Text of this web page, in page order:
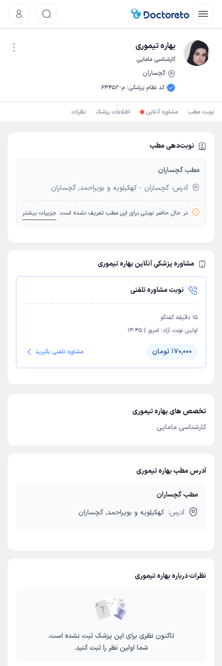
بهاره تیموری
کارشناسی مامایی
گچساران
کد نظام پزشکی: م-64452
نوبت مطب مشاوره آنلاین اطلاعات پزشک نظرات
نوبت‌دهی مطب
مطب گچساران
آدرس: گچساران - کهکیلویه و بویراحمد, گچساران
در حال حاضر نوبتی برای این مطب تعریف نشده است. جزییات بیشتر
مشاوره پزشکی آنلاین بهاره تیموری
نوبت مشاوره تلفنی
15 دقیقه گفتگو
اولین نوبت آزاد: امروز |
14:45
170,000 تومان مشاوره تلفنی بگیرید
تخصص های بهاره تیموری
کارشناسی مامایی
آدرس مطب بهاره تیموری
مطب گچساران
آدرس: کهکیلویه و بویراحمد, گچساران
نظرات درباره بهاره تیموری
تاکنون نظری برای این پزشک ثبت نشده است.
شما اولین نظر را ثبت کنید.